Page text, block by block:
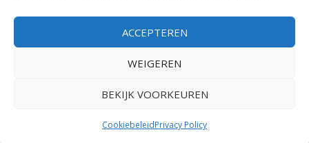
ACCEPTEREN
WEIGEREN
BEKIJK VOORKEUREN
CookiebeleidPrivacy Policy
Elegant Themes| Mogelijk gemaakt door